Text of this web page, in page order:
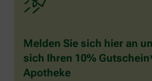
Melden Sie sich hier an
sich Ihren 10%
Apotheke